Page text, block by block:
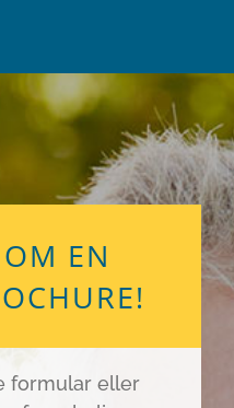
EN
formular eller